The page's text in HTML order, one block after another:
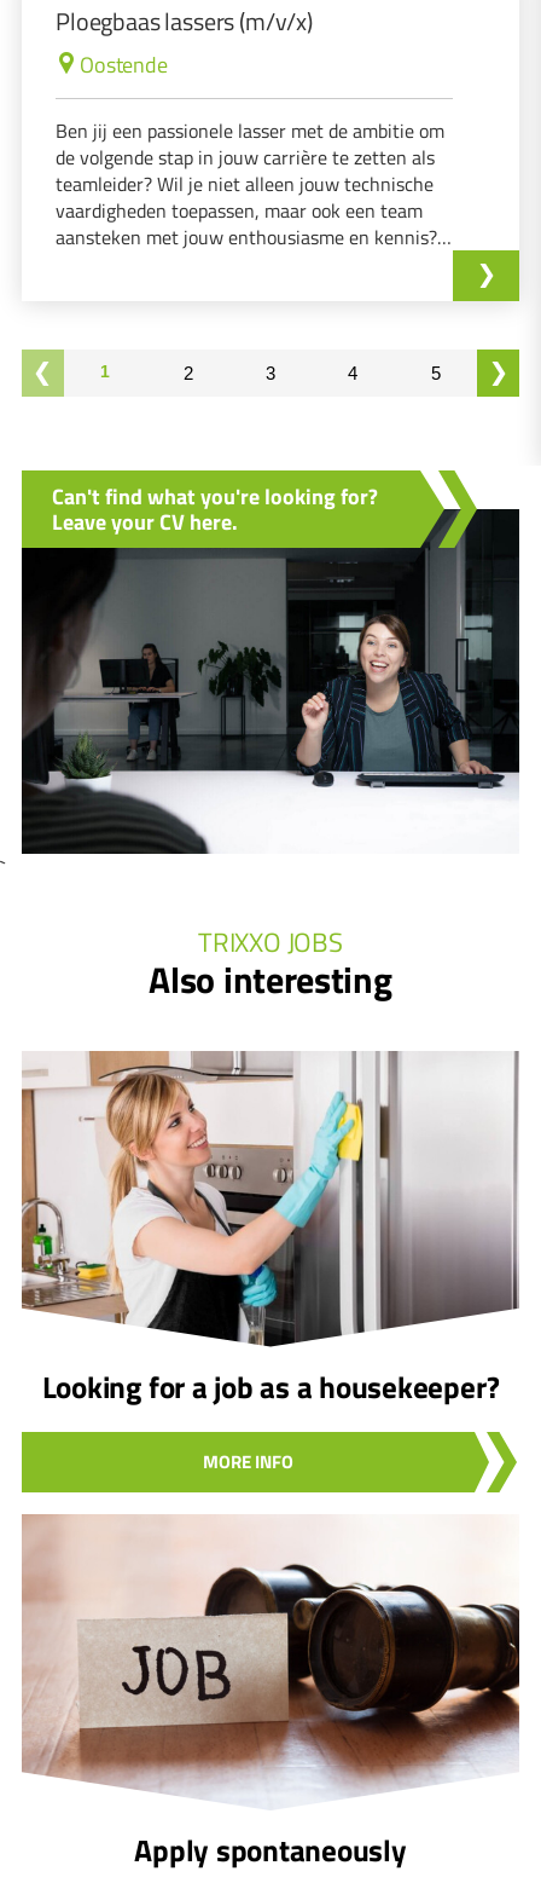
Ploegbaas lassers (m/v/x)
Oostende
Ben jij een passionele lasser met de ambitie om
de volgende stap in jouw carrière te zetten als
teamleider? Wil je niet alleen jouw technische
vaardigheden toepassen, maar ook een team
aansteken met jouw enthousiasme en kennis?
1 2 3 4 5
Can't find what you're looking for?
Leave your CV here.
`
TRIXXO JOBS
Also interesting
Looking for a job as a housekeeper?
MORE INFO
Apply spontaneously